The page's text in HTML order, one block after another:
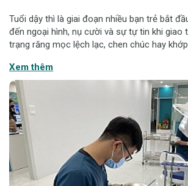
Tuổi dậy thì là giai đoạn nhiều bạn trẻ bắt
đến ngoại hình, nụ cười và sự tự tin khi giao
trạng răng mọc lệch lạc, chen chúc hay
sinh răng miệ
Xem thêm